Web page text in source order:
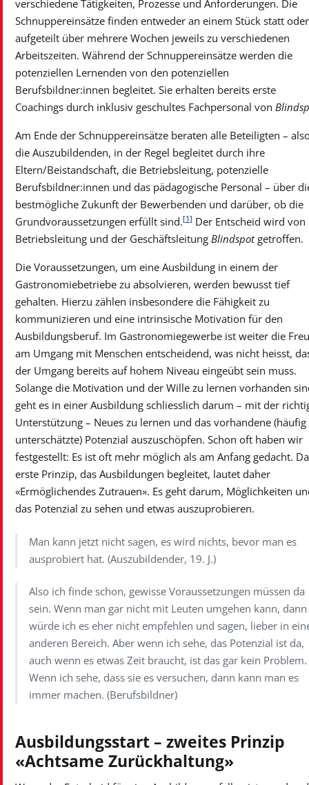
verschiedene Tätigkeiten, Prozesse und Anforderungen. Die
Schnuppereinsätze finden entweder an einem Stück statt oder
aufgeteilt über mehrere Wochen jeweils zu verschiedenen
Arbeitszeiten. Während der Schnuppereinsätze werden die
potenziellen Lernenden von den potenziellen
Berufsbildner:innen begleitet. Sie erhalten bereits erste
Coachings durch inklusiv geschultes Fachpersonal von
Am Ende der Schnuppereinsätze beraten alle Beteiligten –
die Auszubildenden, in der Regel begleitet durch ihre
Eltern/Beistandschaft, die Betriebsleitung, potenzielle
Berufsbildner:innen und das pädagogische Personal – über
bestmögliche Zukunft der Bewerbenden und darüber, ob die
Grundvoraussetzungen erfüllt sind.[1]Der Entscheid wird von
Betriebsleitung und der GeschäftsleitungBlindspotgetroffen.
Die Voraussetzungen, um eine Ausbildung in einem der
Gastronomiebetriebe zu absolvieren, werden bewusst tief
gehalten. Hierzu zählen insbesondere die Fähigkeit zu
kommunizieren und eine intrinsische Motivation für den
Ausbildungsberuf. Im Gastronomiegewerbe ist weiter die
am Umgang mit Menschen entscheidend, was nicht heisst,
der Umgang bereits auf hohem Niveau eingeübt sein muss.
Solange die Motivation und der Wille zu lernen vorhanden
geht es in einer Ausbildung schliesslich darum – mit der
Unterstützung – Neues zu lernen und das vorhandene (häufig
unterschätzte) Potenzial auszuschöpfen. Schon oft haben wir
festgestellt: Es ist oft mehr möglich als am Anfang gedacht.
erste Prinzip, das Ausbildungen begleitet, lautet daher
«Ermöglichendes Zutrauen». Es geht darum, Möglichkeiten
das Potenzial zu sehen und etwas auszuprobieren.
Man kann jetzt nicht sagen, es wird nichts, bevor man es
ausprobiert hat. (Auszubildender, 19. J.)
Also ich finde schon, gewisse Voraussetzungen müssen da
sein. Wenn man gar nicht mit Leuten umgehen kann, dann
würde ich es eher nicht empfehlen und sagen, lieber in
anderen Bereich. Aber wenn ich sehe, das Potenzial ist da,
auch wenn es etwas Zeit braucht, ist das gar kein Problem.
Wenn ich sehe, dass sie es versuchen, dann kann man es
immer machen. (Berufsbildner)
Ausbildungsstart – zweites Prinzip
«Achtsame Zurückhaltung»